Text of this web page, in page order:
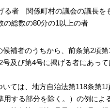
る者 関係町村の議会の議長を
の総数の80分の1以上の者
補者のうちから、前条第2項第
及び第4号に掲げる者にあっ
ては、地方自治法第118条第1
する部分を除く。）の例によ